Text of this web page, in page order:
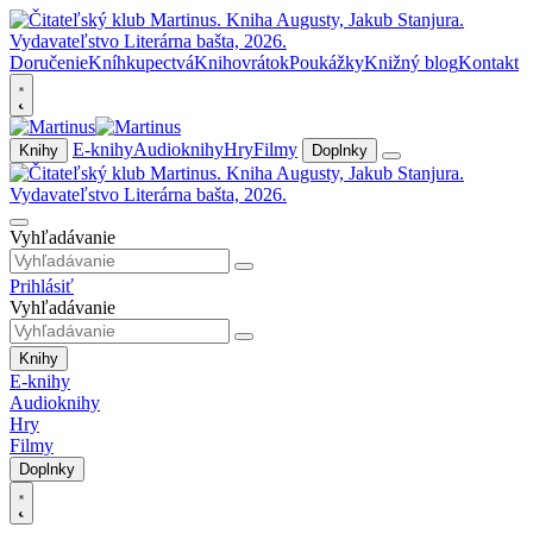
DoručenieKníhkupectváKnihovrátokPoukážkyKnižný blogKontakt
Knihy E-knihyAudioknihyHryFilmy Doplnky
Vyhľadávanie
Prihlásiť
Vyhľadávanie
Knihy
E-knihy
Audioknihy
Hry
Filmy
Doplnky